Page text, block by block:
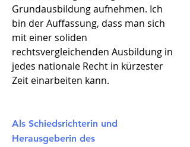
Grundausbildung aufnehmen. Ich
bin der Auffassung, dass man sich
mit einer soliden
rechtsvergleichenden Ausbildung in
jedes nationale Recht in kürzester
Zeit einarbeiten kann.
Als Schiedsrichterin und
Herausgeberin des